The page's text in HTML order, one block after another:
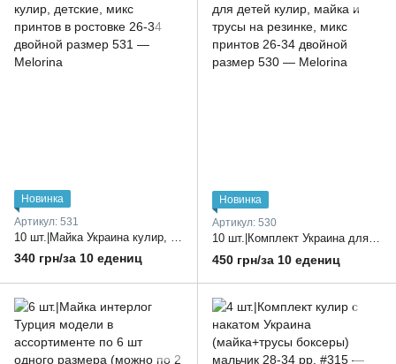
Новинка
Артикул: 531
340 грн/за 10 едениц
Новинка
Артикул: 530
10 шт.|Комплект Украина для детей кулир, майка и трусы на резинке, микс принтов 26-34 двойной размер
450 грн/за 10 едениц